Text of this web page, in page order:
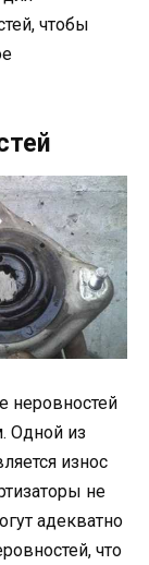
чтобы
неровностей
Одной из
износ
не
адекватно
что